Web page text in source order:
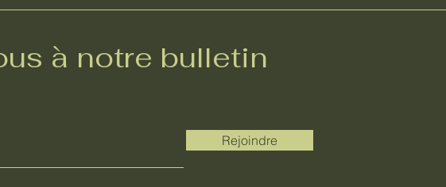
à notre bulletin
Rejoindre